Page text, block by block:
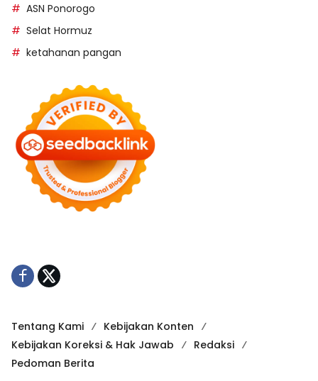
ASN Ponorogo
Selat Hormuz
ketahanan pangan
Tentang Kami
Kebijakan Konten
Kebijakan Koreksi & Hak Jawab
Redaksi
Pedoman Berita